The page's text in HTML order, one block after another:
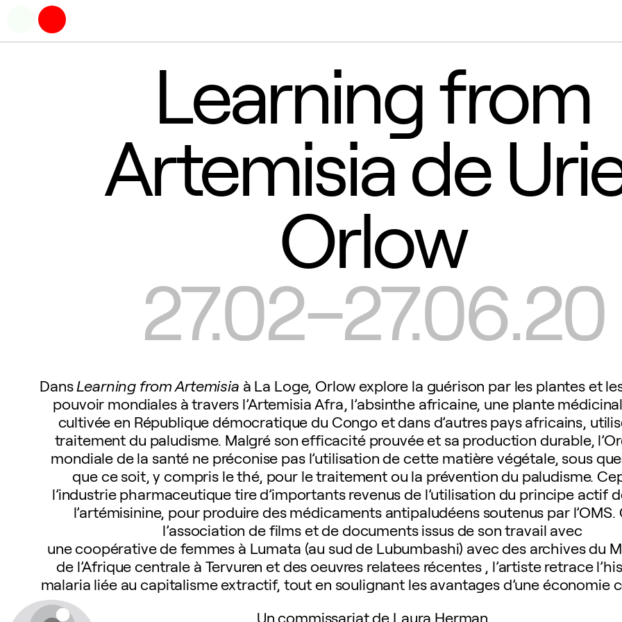
Learning from
Artemisia de
Orlow
27.02–27.06.20
DansLearning from Artemisia à La Loge, Orlow explore la guérison par les plantes et
pouvoir mondiales à travers l’Artemisia Afra, l’absinthe africaine, une plante
cultivée en République démocratique du Congo et dans d’autres pays africains,
traitement du paludisme. Malgré son efficacité prouvée et sa production durable,
mondiale de la santé ne préconise pas l’utilisation de cette matière végétale, sous
que ce soit, y compris le thé, pour le traitement ou la prévention du paludisme.
l’industrie pharmaceutique tire d’importants revenus de l’utilisation du principe actif
l’artémisinine, pour produire des médicaments antipaludéens soutenus par l’OMS.
l’association de films et de documents issus de son travail avec
une coopérative de femmes à Lumata (au sud de Lubumbashi) avec des archives du
de l’Afrique centrale à Tervuren et des oeuvres relatees récentes , l’artiste retrace
malaria liée au capitalisme extractif, tout en soulignant les avantages d’une économie
Un commissariat de Laura Herman